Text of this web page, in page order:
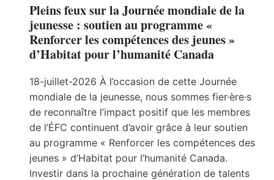
Pleins feux sur la Journée mondiale de la
jeunesse : soutien au programme «
Renforcer les compétences des jeunes »
d’Habitat pour l’humanité Canada
18-juillet-2026 À l’occasion de cette Journée
mondiale de la jeunesse, nous sommes fier·ère·s
de reconnaître l’impact positif que les membres
de l’ÉFC continuent d’avoir grâce à leur soutien
au programme « Renforcer les compétences des
jeunes » d’Habitat pour l’humanité Canada.
Investir dans la prochaine génération de talents